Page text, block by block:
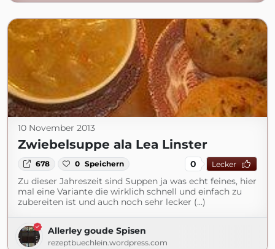
10 November 2013
Zwiebelsuppe ala Lea Linster
678 0 Speichern 0 Lecker
Zu dieser Jahreszeit sind Suppen ja was echt feines, hier
mal eine Variante die wirklich schnell und einfach zu
zubereiten ist und auch noch sehr lecker (...)
Allerley goude Spisen
rezeptbuechlein.wordpress.com